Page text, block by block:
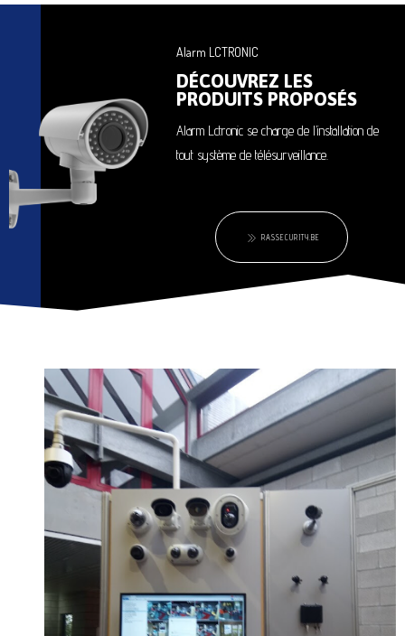
Alarm LCTRONIC
DÉCOUVREZ LES
PRODUITS PROPOSÉS
Alarm Lctronic se charge de l’installation de
tout système de télésurveillance.
RASSECURITY.BE